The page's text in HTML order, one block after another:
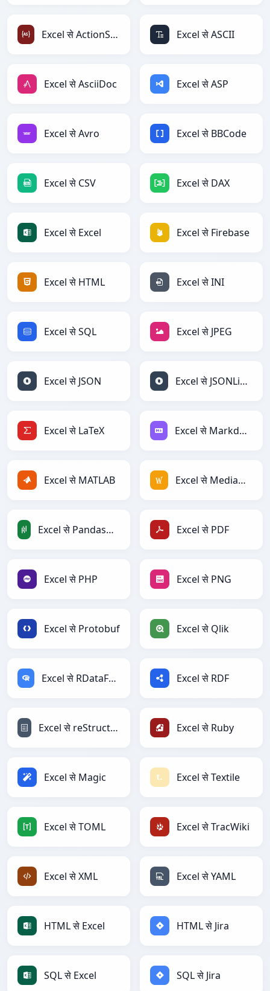
Excel से ActionScript Excel से ASCII
Excel से AsciiDoc Excel से ASP
Excel से Avro Excel से BBCode
Excel से CSV Excel से DAX
Excel से Excel Excel से Firebase
Excel से HTML Excel से INI
Excel से SQL Excel से JPEG
Excel से JSON Excel से JSONLines
Excel से LaTeX Excel से Markdown
Excel से MATLAB Excel से MediaWiki
Excel से PandasDataFrame Excel से PDF
Excel से PHP Excel से PNG
Excel से Protobuf Excel से Qlik
Excel से RDataFrame Excel से RDF
Excel से reStructuredText Excel से Ruby
Excel से Magic Excel से Textile
Excel से TOML Excel से TracWiki
Excel से XML Excel से YAML
HTML से Excel HTML से Jira
SQL से Excel SQL से Jira